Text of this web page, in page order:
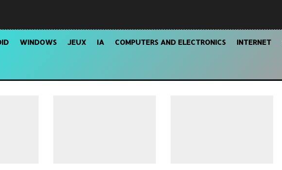
WINDOWS JEUX IA COMPUTERS AND ELECTRONICS INTERNET